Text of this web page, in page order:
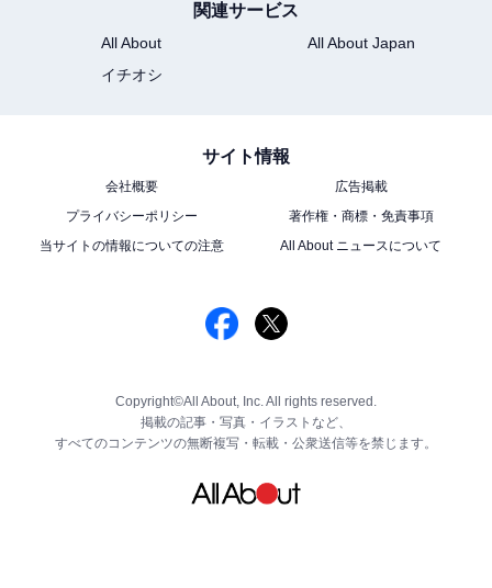
関連サービス
All About
All About Japan
イチオシ
サイト情報
会社概要
広告掲載
プライバシーポリシー
著作権・商標・免責事項
当サイトの情報についての注意
All About ニュースについて
Copyright©All About, Inc. All rights reserved.
掲載の記事・写真・イラストなど、
すべてのコンテンツの無断複写・転載・公衆送信等を禁じます。